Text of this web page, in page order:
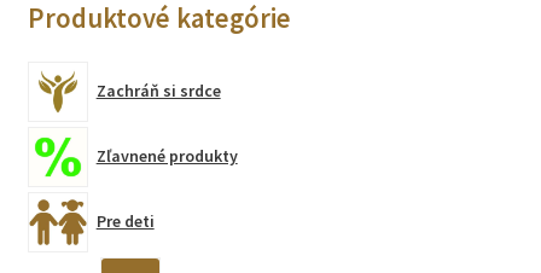
Produktové kategórie
Zachráň si srdce
Zľavnené produkty
Pre deti